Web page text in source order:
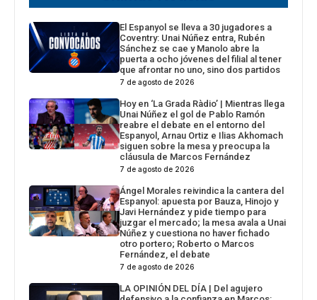
El Espanyol se lleva a 30 jugadores a
Coventry: Unai Núñez entra, Rubén
Sánchez se cae y Manolo abre la
puerta a ocho jóvenes del filial al tener
que afrontar no uno, sino dos partidos
7 de agosto de 2026
Hoy en ‘La Grada Ràdio’ | Mientras llega
Unai Núñez el gol de Pablo Ramón
reabre el debate en el entorno del
Espanyol, Arnau Ortiz e Ilias Akhomach
siguen sobre la mesa y preocupa la
cláusula de Marcos Fernández
7 de agosto de 2026
Ángel Morales reivindica la cantera del
Espanyol: apuesta por Bauza, Hinojo y
Javi Hernández y pide tiempo para
juzgar el mercado; la mesa avala a Unai
Núñez y cuestiona no haver fichado
otro portero; Roberto o Marcos
Fernández, el debate
7 de agosto de 2026
LA OPINIÓN DEL DÍA | Del agujero